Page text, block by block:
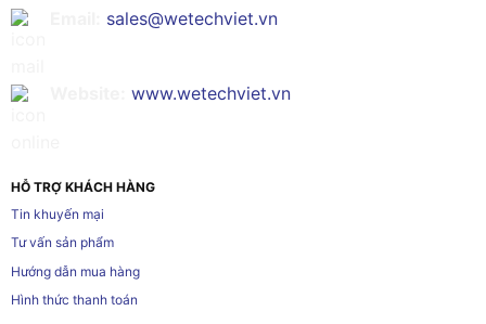
sales@wetechviet.vn
www.wetechviet.vn
HỖ TRỢ KHÁCH HÀNG
Tin khuyến mại
Tư vấn sản phẩm
Hướng dẫn mua hàng
Hình thức thanh toán